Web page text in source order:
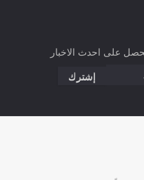
على احدث الاخبار